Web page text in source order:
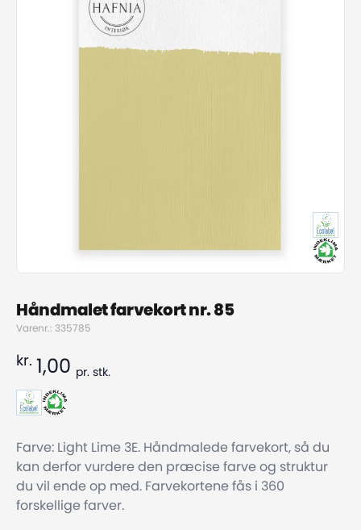
Håndmalet farvekort nr. 85
Varenr.: 335785
kr. 1,00 pr. stk.
Farve: Light Lime 3E. Håndmalede farvekort, så du
kan derfor vurdere den præcise farve og struktur
du vil ende op med. Farvekortene fås i 360
forskellige farver.